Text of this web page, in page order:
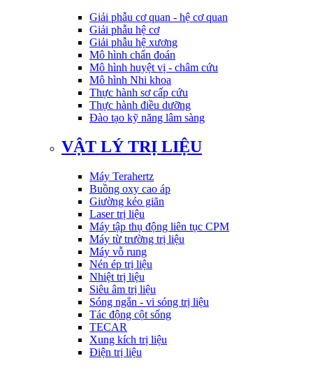
Giải phẫu cơ quan - hệ cơ quan
Giải phẫu hệ cơ
Giải phẫu hệ xương
Mô hình chẩn đoán
Mô hình huyệt vị - châm cứu
Mô hình Nhi khoa
Thực hành sơ cấp cứu
Thực hành điều dưỡng
Đào tạo kỹ năng lâm sàng
VẬT LÝ TRỊ LIỆU
Máy Terahertz
Buồng oxy cao áp
Giường kéo giãn
Laser trị liệu
Máy tập thụ động liên tục CPM
Máy từ trường trị liệu
Máy vỗ rung
Nén ép trị liệu
Nhiệt trị liệu
Siêu âm trị liệu
Sóng ngắn - vi sóng trị liệu
Tác động cột sống
TECAR
Xung kích trị liệu
Điện trị liệu